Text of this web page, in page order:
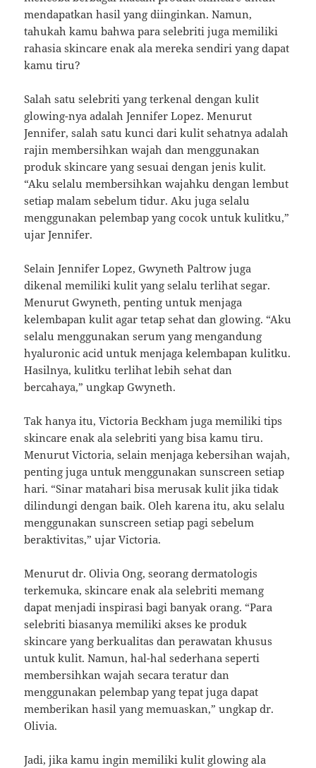
mendapatkan hasil yang diinginkan. Namun,
tahukah kamu bahwa para selebriti juga memiliki
rahasia skincare enak ala mereka sendiri yang dapat
kamu tiru?
Salah satu selebriti yang terkenal dengan kulit
glowing-nya adalah Jennifer Lopez. Menurut
Jennifer, salah satu kunci dari kulit sehatnya adalah
rajin membersihkan wajah dan menggunakan
produk skincare yang sesuai dengan jenis kulit.
“Aku selalu membersihkan wajahku dengan lembut
setiap malam sebelum tidur. Aku juga selalu
menggunakan pelembap yang cocok untuk kulitku,”
ujar Jennifer.
Selain Jennifer Lopez, Gwyneth Paltrow juga
dikenal memiliki kulit yang selalu terlihat segar.
Menurut Gwyneth, penting untuk menjaga
kelembapan kulit agar tetap sehat dan glowing. “Aku
selalu menggunakan serum yang mengandung
hyaluronic acid untuk menjaga kelembapan kulitku.
Hasilnya, kulitku terlihat lebih sehat dan
bercahaya,” ungkap Gwyneth.
Tak hanya itu, Victoria Beckham juga memiliki tips
skincare enak ala selebriti yang bisa kamu tiru.
Menurut Victoria, selain menjaga kebersihan wajah,
penting juga untuk menggunakan sunscreen setiap
hari. “Sinar matahari bisa merusak kulit jika tidak
dilindungi dengan baik. Oleh karena itu, aku selalu
menggunakan sunscreen setiap pagi sebelum
beraktivitas,” ujar Victoria.
Menurut dr. Olivia Ong, seorang dermatologis
terkemuka, skincare enak ala selebriti memang
dapat menjadi inspirasi bagi banyak orang. “Para
selebriti biasanya memiliki akses ke produk
skincare yang berkualitas dan perawatan khusus
untuk kulit. Namun, hal-hal sederhana seperti
membersihkan wajah secara teratur dan
menggunakan pelembap yang tepat juga dapat
memberikan hasil yang memuaskan,” ungkap dr.
Olivia.
Jadi, jika kamu ingin memiliki kulit glowing ala